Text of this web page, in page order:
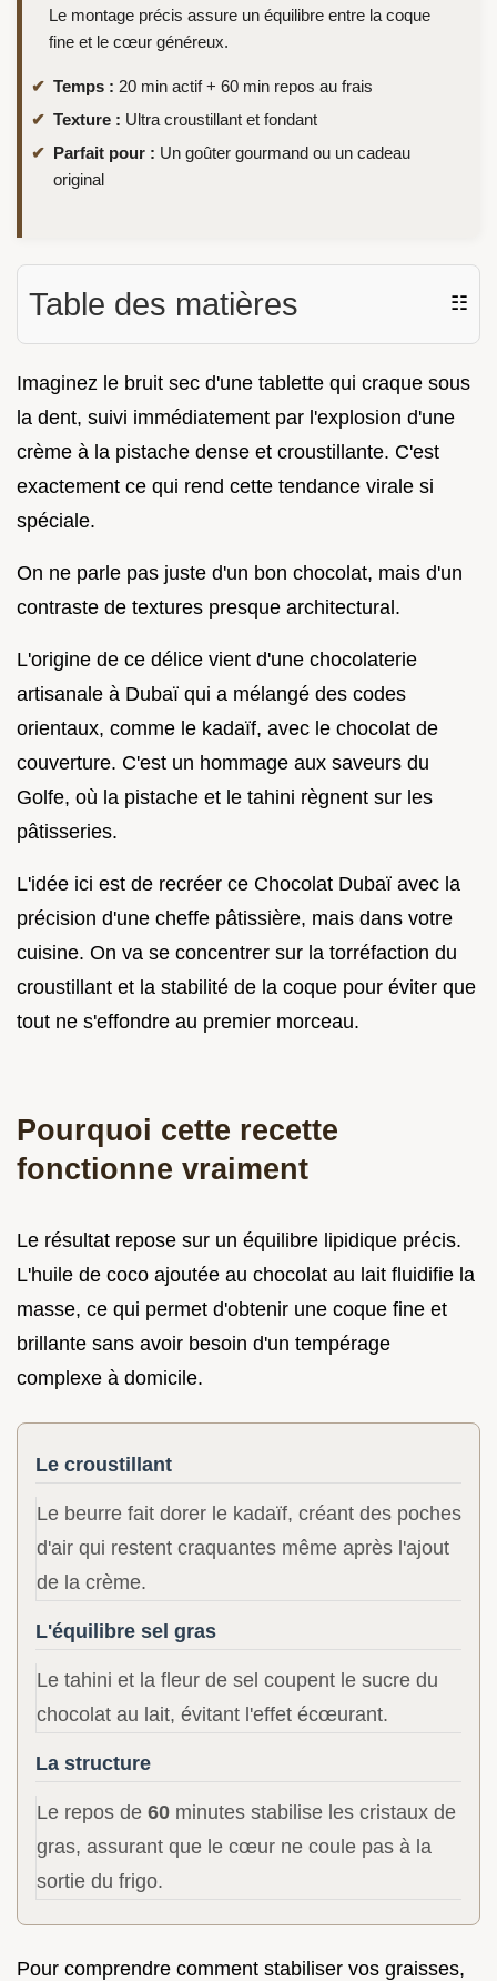
Le montage précis assure un équilibre entre la coque
fine et le cœur généreux.
Temps : 20 min actif + 60 min repos au frais
Texture : Ultra croustillant et fondant
Parfait pour : Un goûter gourmand ou un cadeau
original
Table des matières ☷
Imaginez le bruit sec d'une tablette qui craque sous
la dent, suivi immédiatement par l'explosion d'une
crème à la pistache dense et croustillante. C'est
exactement ce qui rend cette tendance virale si
spéciale.
On ne parle pas juste d'un bon chocolat, mais d'un
contraste de textures presque architectural.
L'origine de ce délice vient d'une chocolaterie
artisanale à Dubaï qui a mélangé des codes
orientaux, comme le kadaïf, avec le chocolat de
couverture. C'est un hommage aux saveurs du
Golfe, où la pistache et le tahini règnent sur les
pâtisseries.
L'idée ici est de recréer ce Chocolat Dubaï avec la
précision d'une cheffe pâtissière, mais dans votre
cuisine. On va se concentrer sur la torréfaction du
croustillant et la stabilité de la coque pour éviter que
tout ne s'effondre au premier morceau.
Pourquoi cette recette
fonctionne vraiment
Le résultat repose sur un équilibre lipidique précis.
L'huile de coco ajoutée au chocolat au lait fluidifie la
masse, ce qui permet d'obtenir une coque fine et
brillante sans avoir besoin d'un tempérage
complexe à domicile.
Le croustillant
Le beurre fait dorer le kadaïf, créant des poches
d'air qui restent craquantes même après l'ajout
de la crème.
L'équilibre sel gras
Le tahini et la fleur de sel coupent le sucre du
chocolat au lait, évitant l'effet écœurant.
La structure
Le repos de 60 minutes stabilise les cristaux de
gras, assurant que le cœur ne coule pas à la
sortie du frigo.
Pour comprendre comment stabiliser vos graisses,